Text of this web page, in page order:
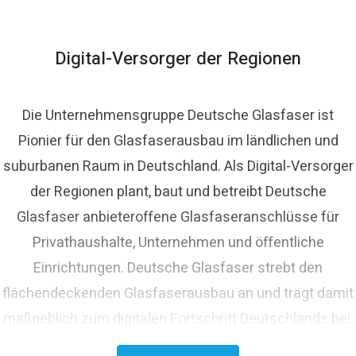
Digital-Versorger der Regionen
Die Unternehmensgruppe Deutsche Glasfaser ist
Pionier für den Glasfaserausbau im ländlichen und
suburbanen Raum in Deutschland. Als Digital-Versorger
der Regionen plant, baut und betreibt Deutsche
Glasfaser anbieteroffene Glasfaseranschlüsse für
Privathaushalte, Unternehmen und öffentliche
Einrichtungen. Deutsche Glasfaser strebt den
flächendeckenden Glasfaserausbau an und trägt damit
maßgeblich zum digitalen Fortschritt Deutschlands bei.
Mit innovativen Planungs- und Bauverfahren ist